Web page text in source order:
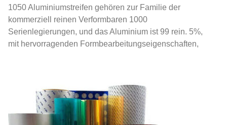
1050 Aluminiumstreifen gehören zur Familie der
kommerziell reinen Verformbaren 1000
Serienlegierungen, und das Aluminium ist 99 rein. 5%,
mit hervorragenden Formbearbeitungseigenschaften,